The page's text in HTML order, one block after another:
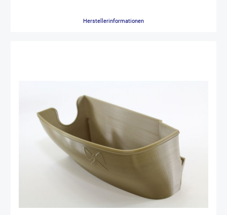
Herstellerinformationen